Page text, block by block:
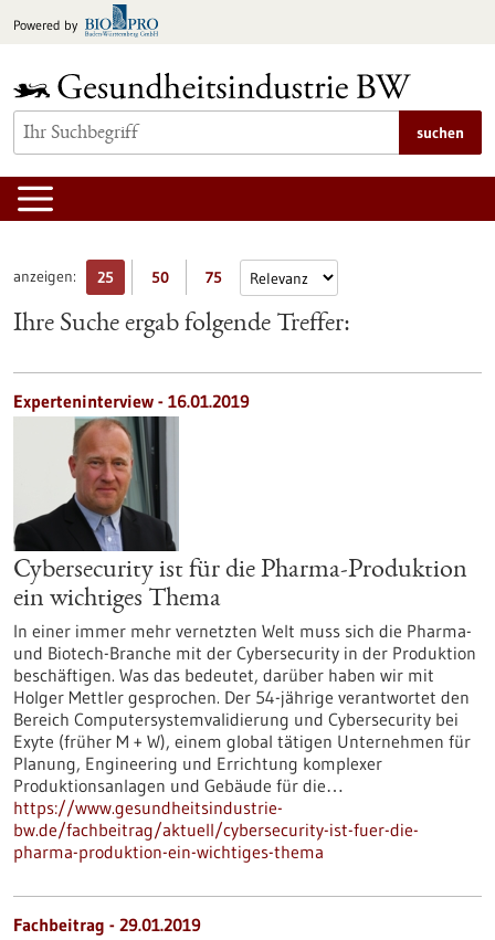
Inhalt
Powered by
suchen
anzeigen: 25 50 75
Ihre Suche ergab folgende Treffer:
Experteninterview - 16.01.2019
Cybersecurity ist für die Pharma-Produktion
ein wichtiges Thema
In einer immer mehr vernetzten Welt muss sich die Pharma-
und Biotech-Branche mit der Cybersecurity in der Produktion
beschäftigen. Was das bedeutet, darüber haben wir mit
Holger Mettler gesprochen. Der 54-jährige verantwortet den
Bereich Computersystemvalidierung und Cybersecurity bei
Exyte (früher M + W), einem global tätigen Unternehmen für
Planung, Engineering und Errichtung komplexer
Produktionsanlagen und Gebäude für die…
https://www.gesundheitsindustrie-
bw.de/fachbeitrag/aktuell/cybersecurity-ist-fuer-die-
pharma-produktion-ein-wichtiges-thema
Fachbeitrag - 29.01.2019